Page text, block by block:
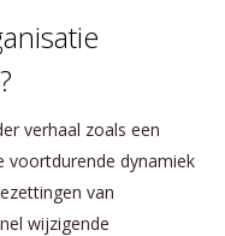
verhaal zoals een
dynamiek
van
wijzigende